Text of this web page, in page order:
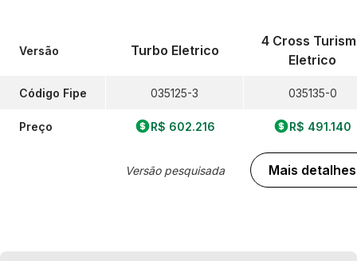
Versão
Código Fipe
Preço
Turbo Eletrico
035125-3
R$ 602.216
Versão pesquisada
4 Cross
Eletrico
035135-0
R$ 491.140
Mais detalhes